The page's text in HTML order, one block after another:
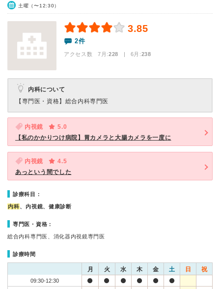
土曜（〜12:30）
3.85
2件
アクセス数 7月:228 | 6月:238
内科について
【専門医・資格】 総合内科専門医
内視鏡
5.0
【私のかかりつけ病院】胃カメラと大腸カメラを一度に
内視鏡
4.5
あっという間でした
診療科目：
内科、内視鏡、健康診断
専門医・資格：
総合内科専門医、消化器内視鏡専門医
診療時間
月 火 水 木 金 土 日 祝
09:30-12:30